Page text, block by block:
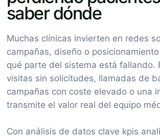
saber dónde
Muchas clínicas invierten en redes
campañas, diseño o
qué parte del sistema está fallando.
visitas sin solicitudes, llamadas de
campañas con coste elevado o una
transmite el valor real del equipo
Con análisis de datos clave kpis